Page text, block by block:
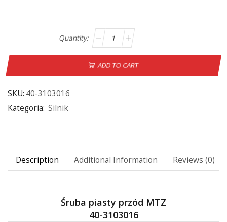
ADD TO CART
SKU: 40-3103016
Kategoria: Silnik
Description Additional Information Reviews (0)
Śruba piasty przód MTZ
40-3103016